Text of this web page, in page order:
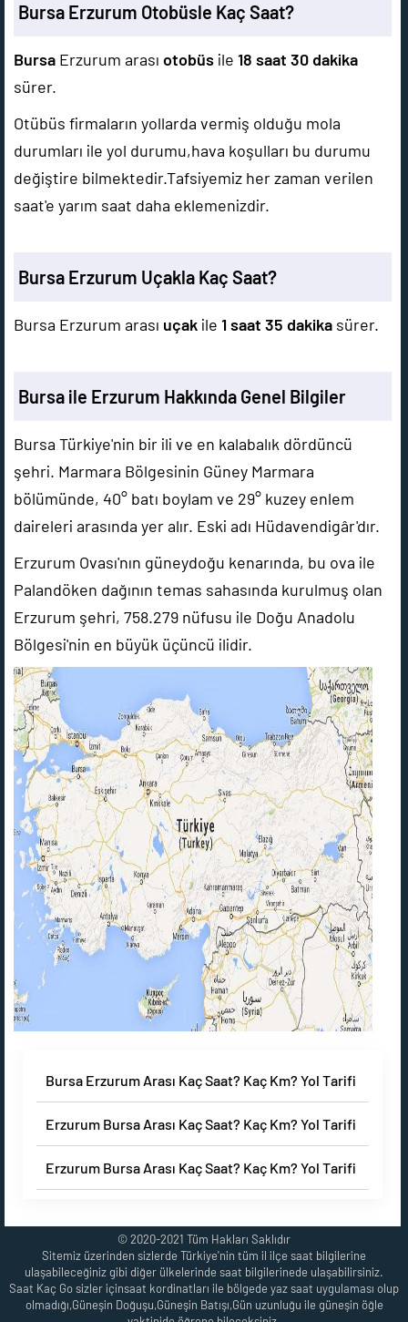
Bursa Erzurum Otobüsle Kaç Saat?
Bursa Erzurum arası otobüs ile 18 saat 30 dakika
sürer.
Otübüs firmaların yollarda vermiş olduğu mola
durumları ile yol durumu,hava koşulları bu durumu
değiştire bilmektedir.Tafsiyemiz her zaman verilen
saat'e yarım saat daha eklemenizdir.
Bursa Erzurum Uçakla Kaç Saat?
Bursa Erzurum arası uçak ile 1 saat 35 dakika sürer.
Bursa ile Erzurum Hakkında Genel Bilgiler
Bursa Türkiye'nin bir ili ve en kalabalık dördüncü
şehri. Marmara Bölgesinin Güney Marmara
bölümünde, 40° batı boylam ve 29° kuzey enlem
daireleri arasında yer alır. Eski adı Hüdavendigâr'dır.
Erzurum Ovası'nın güneydoğu kenarında, bu ova ile
Palandöken dağının temas sahasında kurulmuş olan
Erzurum şehri, 758.279 nüfusu ile Doğu Anadolu
Bölgesi'nin en büyük üçüncü ilidir.
Bursa Erzurum Arası Kaç Saat? Kaç Km? Yol Tarifi
Erzurum Bursa Arası Kaç Saat? Kaç Km? Yol Tarifi
Erzurum Bursa Arası Kaç Saat? Kaç Km? Yol Tarifi
© 2020-2021 Tüm Hakları Saklıdır
Sitemiz üzerinden sizlerde Türkiye'nin tüm il ilçe saat bilgilerine
ulaşabileceğiniz gibi diğer ülkelerinde saat bilgilerinede ulaşabilirsiniz.
Saat Kaç Go sizler içinsaat kordinatları ile bölgede yaz saat uygulaması olup
olmadığı,Güneşin Doğuşu,Güneşin Batışı,Gün uzunluğu ile güneşin öğle